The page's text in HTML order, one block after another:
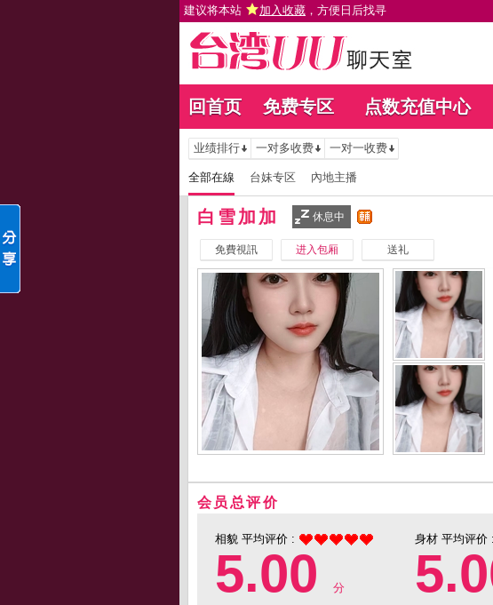
建议将本站 加入收藏 ，方便日后找寻
回首页 免费专区 点数充值中心
业绩排行 一对多收费 一对一收费
全部在線 台妹专区 內地主播
白雪加加 休息中
免費視訊 进入包厢 送礼
会员总评价
相貌 平均评价 :
5.00 分
身材 平均评价 :